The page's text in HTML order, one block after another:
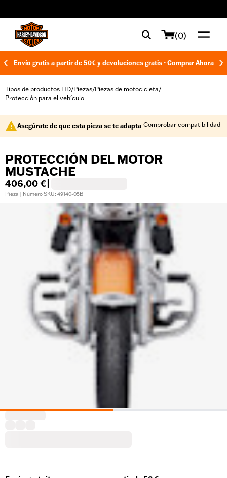
(0)
Envío gratis a partir de 50€ y devoluciones gratis - Comprar Ahora
Tipos de productos HD/Piezas/Piezas de motocicleta/
Protección para el vehículo
Asegúrate de que esta pieza se te adapta Comprobar compatibilidad
PROTECCIÓN DEL MOTOR
MUSTACHE
406,00 €
Pieza | Número SKU: 49140-05B